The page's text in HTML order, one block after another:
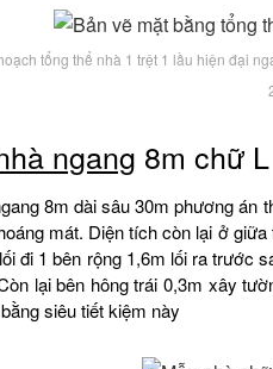
tổng thể nhà 1 trệt 1 lầu hiện đại
ngang 8m chữ
8m dài sâu 30m phương án
mát. Diện tích còn lại ở
đi 1 bên rộng 1,6m lối ra trước
lại bên hông trái 0,3m xây
siêu tiết kiệm này